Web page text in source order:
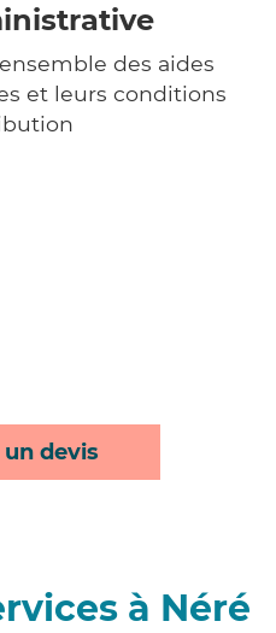
des aides
et leurs conditions
devis
à Néré